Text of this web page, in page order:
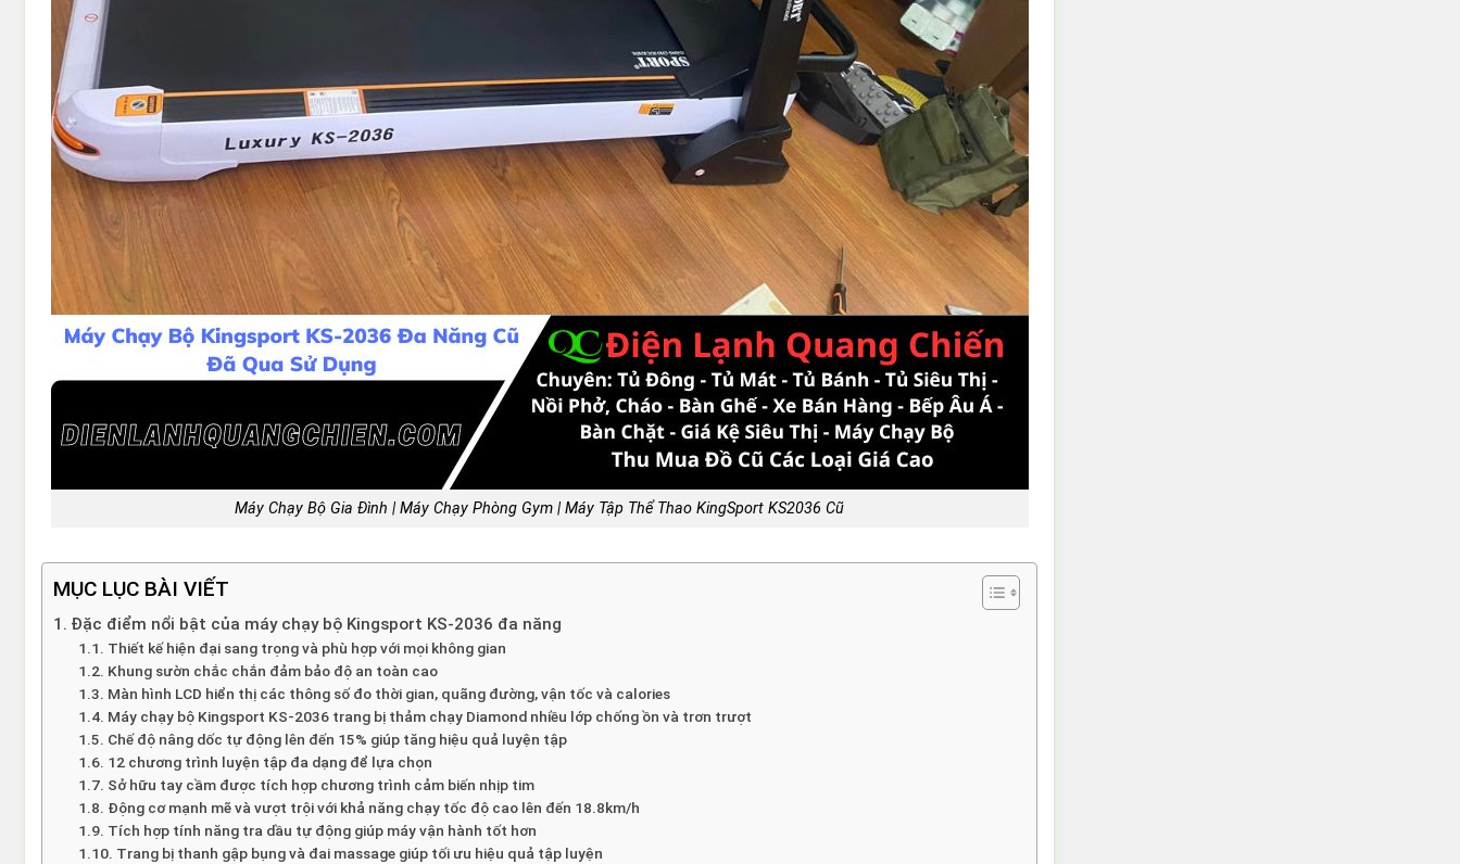
Máy Chạy Bộ Gia Đình | Máy Chạy Phòng Gym | Máy Tập Thể Thao KingSport KS2036 Cũ
MỤC LỤC BÀI VIẾT
Đặc điểm nổi bật của máy chạy bộ Kingsport KS-2036 đa năng
Thiết kế hiện đại sang trọng và phù hợp với mọi không gian
Khung sườn chắc chắn đảm bảo độ an toàn cao
Màn hình LCD hiển thị các thông số đo thời gian, quãng đường, vận tốc và calories
Máy chạy bộ Kingsport KS-2036 trang bị thảm chạy Diamond nhiều lớp chống ồn và trơn trượt
Chế độ nâng dốc tự động lên đến 15% giúp tăng hiệu quả luyện tập
12 chương trình luyện tập đa dạng để lựa chọn
Sở hữu tay cầm được tích hợp chương trình cảm biến nhịp tim
Động cơ mạnh mẽ và vượt trội với khả năng chạy tốc độ cao lên đến 18.8km/h
Tích hợp tính năng tra dầu tự động giúp máy vận hành tốt hơn
Trang bị thanh gập bụng và đai massage giúp tối ưu hiệu quả tập luyện